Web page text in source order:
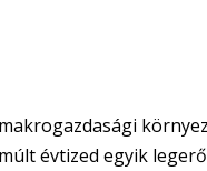
évtized egyik